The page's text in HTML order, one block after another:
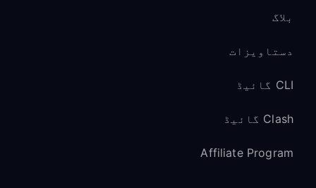
بلاگ
دستاویزات
CLI گائیڈ
Clash گائیڈ
Affiliate Program